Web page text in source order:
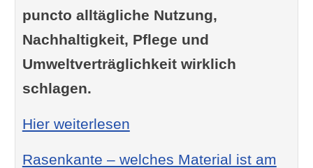
puncto alltägliche Nutzung,
Nachhaltigkeit, Pflege und
Umweltverträglichkeit wirklich
schlagen.
Hier weiterlesen: Vorteile & Nachteile
Rasenkante – welches Material ist am